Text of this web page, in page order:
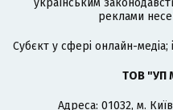
українським
реклами
Cубєкт у сфері онлайн-
ТОВ "УП
Адреса: 01032, м.